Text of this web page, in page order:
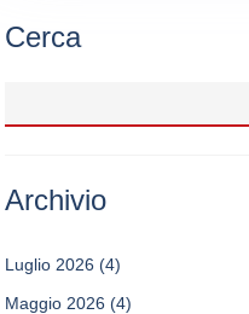
Cerca
Archivio
Luglio 2026 (4)
Maggio 2026 (4)